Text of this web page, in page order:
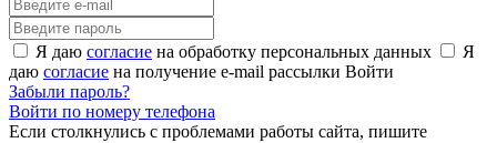
Я даю согласие на обработку персональных данных
Я
даю согласие на получение e-mail рассылки Войти
Забыли пароль?
Войти по номеру телефона
Если столкнулись с проблемами работы сайта, пишите